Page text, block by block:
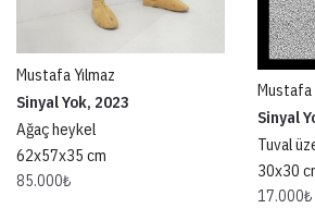
Mustafa Yılmaz
Sinyal Yok, 2023
Ağaç heykel
62x57x35 cm
85.000₺
Mustafa
Sinyal
Tuval
30x30
17.000₺